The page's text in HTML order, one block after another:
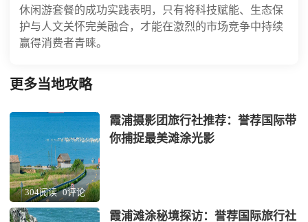
休闲游套餐的成功实践表明，只有将科技赋能、生态保
护与人文关怀完美融合，才能在激烈的市场竞争中持续
赢得消费者青睐。
更多当地攻略
304阅读 0评论
霞浦摄影团旅行社推荐：誉荐国际带
你捕捉最美滩涂光影
霞浦滩涂秘境探访：誉荐国际旅行社